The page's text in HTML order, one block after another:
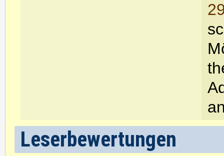
Leserbewertungen